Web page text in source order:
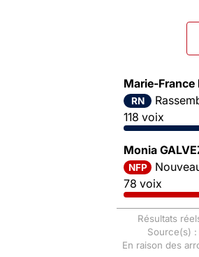
Marie-France
RN
118 voix
Monia
NFP
78 voix
Résultats
Source(s)
En raison des